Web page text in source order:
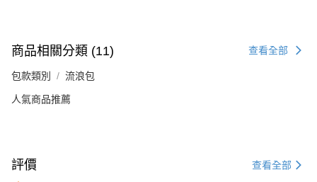
商品相關分類 (11) 查看全部
包款類別 流浪包
人氣商品推薦
評價 查看全部